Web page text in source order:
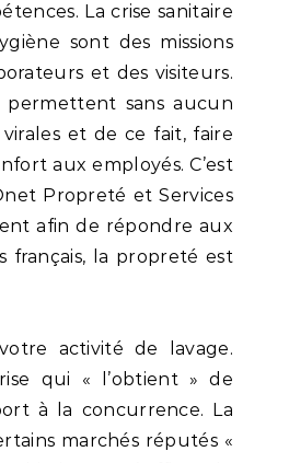
La crise sanitaire
sont des missions
et des visiteurs.
permettent sans aucun
et de ce fait, faire
aux employés. C’est
Propreté et Services
afin de répondre aux
français, la propreté est
activité de lavage.
qui « l’obtient » de
à la concurrence. La
marchés réputés «